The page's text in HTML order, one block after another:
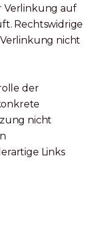
Verlinkung auf
Rechtswidrige
nicht
der
nicht
Links